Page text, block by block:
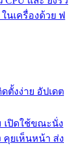
นเครื่องด้วย ฟ
ตั้งง่าย อัปเดต
เปิดใช้ขณะนั่ง
คุยเห็นหน้า ส่ง